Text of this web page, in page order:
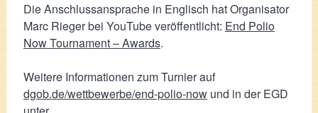
Die Anschlussansprache in Englisch hat Organisator
Marc Rieger bei YouTube veröffentlicht: End Polio
Now Tournament – Awards.
Weitere Informationen zum Turnier auf
dgob.de/wettbewerbe/end-polio-nowund in der EGD